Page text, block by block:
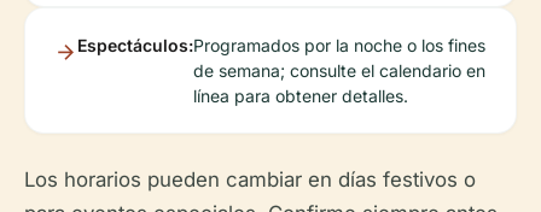
Espectáculos:Programados por la noche o los fines
de semana; consulte el calendario en
línea para obtener detalles.
Los horarios pueden cambiar en días festivos o